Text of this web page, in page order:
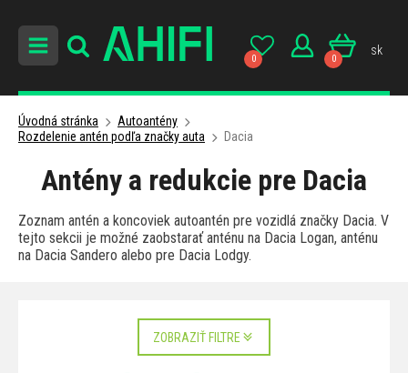
0 0
sk
Úvodná stránka
Autoantény
Rozdelenie antén podľa značky auta
Dacia
Antény a redukcie pre Dacia
Zoznam antén a koncoviek autoantén pre vozidlá značky Dacia. V
tejto sekcii je možné zaobstarať anténu na Dacia Logan, anténu
na Dacia Sandero alebo pre Dacia Lodgy.
ZOBRAZIŤ FILTRE